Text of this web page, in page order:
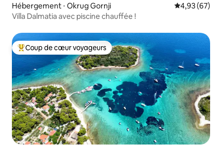
Hébergement ⋅ Okrug Gornji Évaluation
4,93 (67)
Villa Dalmatia avec piscine chauffée !
Coups de cœur voyageurs les plus appréciés
Coup de cœur voyageurs